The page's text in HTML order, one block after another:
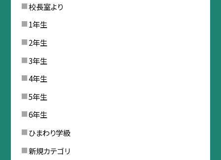
校長室より
1年生
2年生
3年生
4年生
5年生
6年生
ひまわり学級
新規カテゴリ